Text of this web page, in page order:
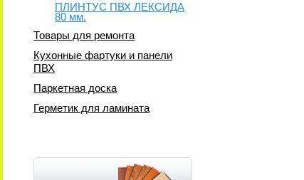
ПЛИНТУС ПВХ ЛЕКСИДА
80 мм.
Товары для ремонта
Кухонные фартуки и панели
ПВХ
Паркетная доска
Герметик для ламината